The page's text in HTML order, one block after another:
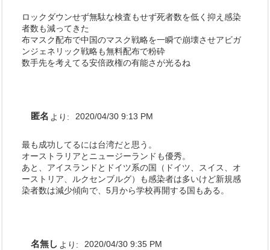
ロックダウンせず無駄な検査もせず死者数を低く抑え感染
者数も減ってきた
布マスク配布で中国のマスク戦略を一瞬で崩壊させアビガ
ンジェネリック戦略も無料配布で粉砕
数手先を考えてる安倍政権の有能さが光るね
匿名 より: 2020/04/30 9:13 PM
最も成功してるには台湾だと思う。
オーストラリアとニュージーランドも優秀。
あと、アイスランドとドイツ系の国（ドイツ、スイス、オ
ーストリア、ルクセンブルグ）も感染者は多いけど新規感
染者数は減少傾向で、5月から学校再開する国もある。
名無し より: 2020/04/30 9:35 PM